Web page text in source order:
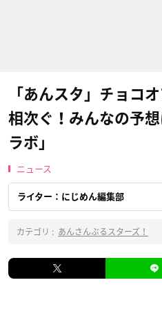
「あんスタ」チョコ
相次ぐ！みんなの予
ラボ」
ニュース
ライター：にじめん編集部
カテゴリ : あんさんぶるスターズ！